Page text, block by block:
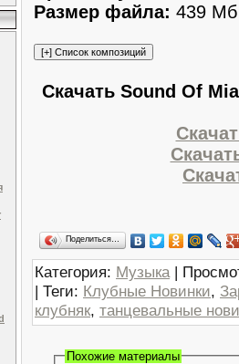
Размер файла: 439 Мб
Скачать Sound Of
Поделиться…
Категория: Музыка |
| Теги: Клубные Новинки,
клубняк, танцевальные
Похожие материалы